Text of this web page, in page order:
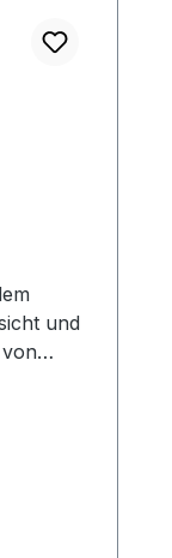
und